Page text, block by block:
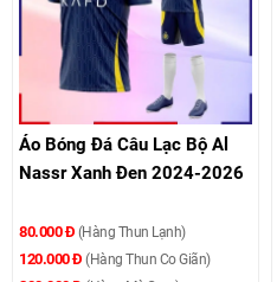
Áo Bóng Đá Câu Lạc Bộ Al
Nassr Xanh Đen 2024-2026
80.000 Đ (Hàng Thun Lạnh)
120.000 Đ (Hàng Thun Co Giãn)